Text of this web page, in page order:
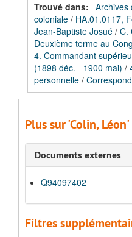
Trouvé dans: Archives
coloniale / HA.01.0117,
Jean-Baptiste Josué / C.
Deuxième terme au
4. Commandant
(1898 déc. - 1900 mai) /
personnelle /
Plus sur 'Colin, Léon'
Documents externes
Q94097402
Filtres